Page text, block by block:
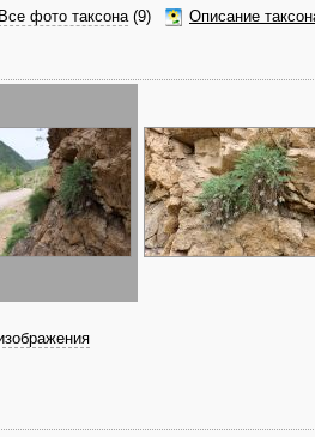
Все фото таксона(9) Описание